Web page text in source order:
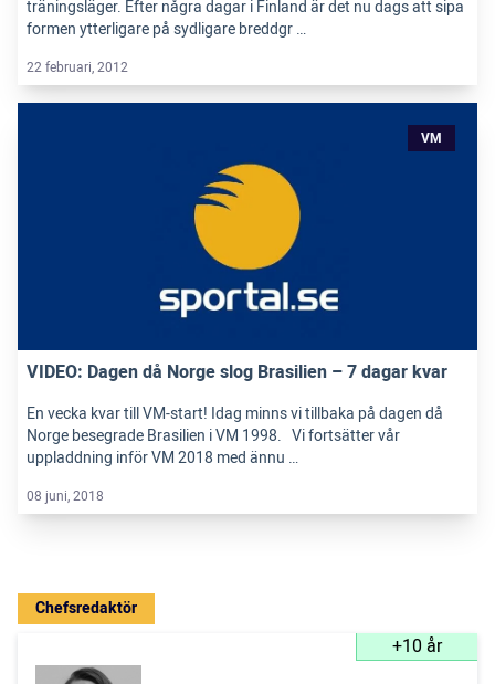
träningsläger. Efter några dagar i Finland är det nu dags att sipa
formen ytterligare på sydligare breddgr …
22 februari, 2012
VM
VIDEO: Dagen då Norge slog Brasilien – 7 dagar kvar
En vecka kvar till VM-start! Idag minns vi tillbaka på dagen då
Norge besegrade Brasilien i VM 1998. Vi fortsätter vår
uppladdning inför VM 2018 med ännu …
08 juni, 2018
Chefsredaktör
+10 år